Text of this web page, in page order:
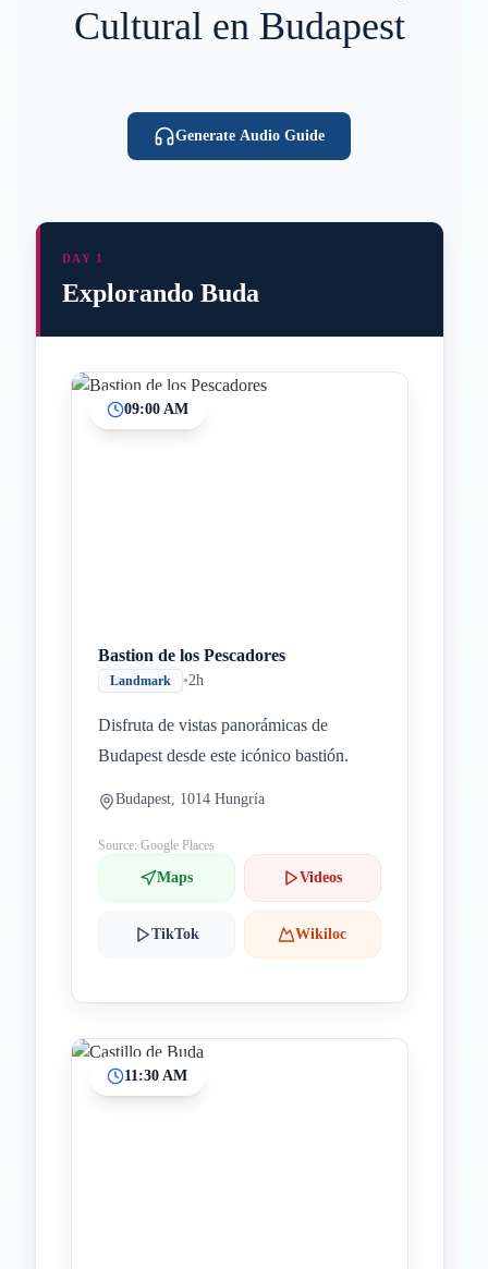
Cultural en Budapest
Generate Audio Guide
DAY 1
Explorando Buda
09:00 AM
Bastion de los Pescadores
Landmark •2h
Disfruta de vistas panorámicas de
Budapest desde este icónico bastión.
Budapest, 1014 Hungría
Source: Google Places
Maps Videos
TikTok Wikiloc
11:30 AM